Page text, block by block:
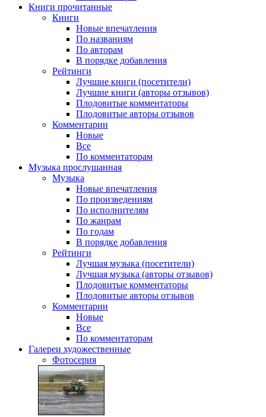
Книги прочитанные
Книги
Новые впечатления
По названиям
По авторам
В порядке добавления
Рейтинги
Лучшие книги (посетители)
Лучшие книги (авторы отзывов)
Плодовитые комментаторы
Плодовитые авторы отзывов
Комментарии
Новые
Все
По комментаторам
Музыка прослушанная
Музыка
Новые впечатления
По произведениям
По исполнителям
По жанрам
По годам
В порядке добавления
Рейтинги
Лучшая музыка (посетители)
Лучшая музыка (авторы отзывов)
Плодовитые комментаторы
Плодовитые авторы отзывов
Комментарии
Новые
Все
По комментаторам
Галереи художественные
Фотосерия